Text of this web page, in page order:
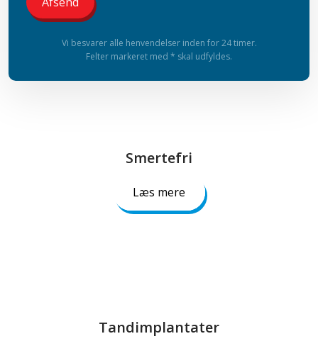
Vi besvarer alle henvendelser inden for 24 timer.
Felter markeret med * skal udfyldes.​
Smertefri​​
Læs mere
Tandimplantater​